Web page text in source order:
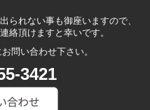
られない事も御座いますので、
絡頂けますと幸いです。
問い合わせ下さい。
3421